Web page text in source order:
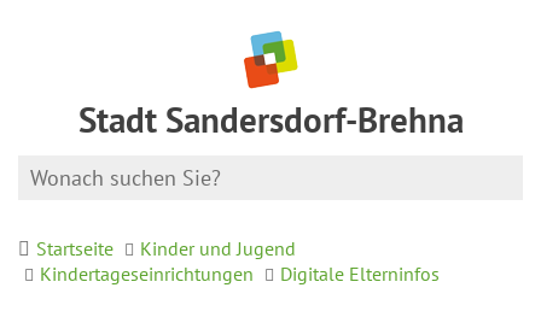
Stadt Sandersdorf-Brehna
Startseite
Kinder und Jugend
Kindertageseinrichtungen
Digitale Elterninfos